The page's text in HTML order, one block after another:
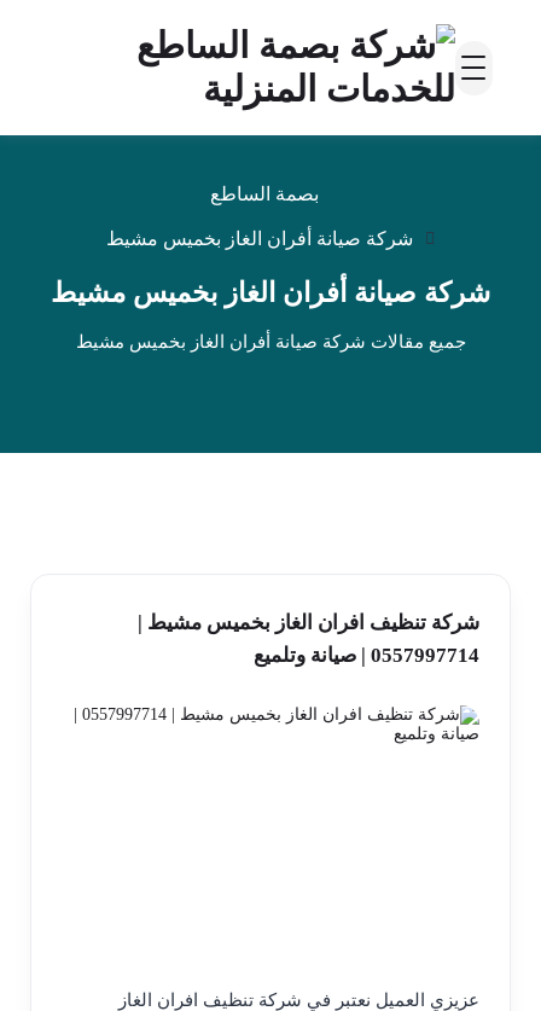
بصمة الساطع
شركة صيانة أفران الغاز بخميس مشيط
شركة صيانة أفران الغاز بخميس مشيط
جميع مقالات شركة صيانة أفران الغاز بخميس مشيط
شركة تنظيف افران الغاز بخميس مشيط |
0557997714 | صيانة وتلميع
عزيزي العميل نعتبر في شركة تنظيف افران الغاز